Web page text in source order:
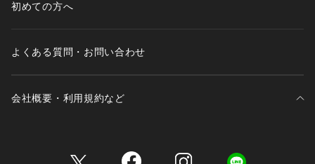
初めての方へ
よくある質問・お問い合わせ
会社概要・利用規約など